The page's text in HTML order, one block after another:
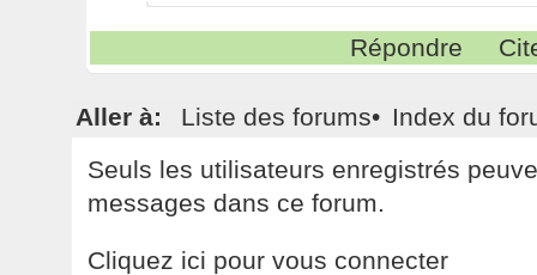
Répondre
Aller à: Liste des forums• Index du
Seuls les utilisateurs enregistrés
messages dans ce forum.
Cliquez ici pour vous connecter